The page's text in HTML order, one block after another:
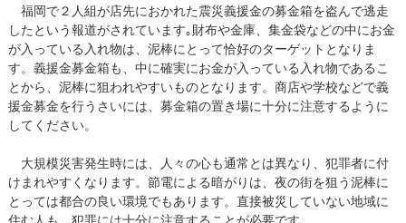
福岡で２人組が店先におかれた震災義援金の募金箱を盗んで逃走
したという報道がされています｡財布や金庫、集金袋などの中にお金
が入っている入れ物は、泥棒にとって恰好のターゲットとなりま
す。義援金募金箱も、中に確実にお金が入っている入れ物であるこ
とから、泥棒に狙われやすいものとなります。商店や学校などで義
援金募金を行うさいには、募金箱の置き場に十分に注意するように
してください。
大規模災害発生時には、人々の心も通常とは異なり、犯罪者に付
けまれやすくなります。節電による暗がりは、夜の街を狙う泥棒に
とっては都合の良い環境でもあります。直接被災していない地域に
住む人も、犯罪には十分に注意することが必要です。